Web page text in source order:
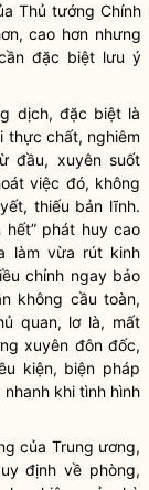
Thủ tướng Chính
cao hơn nhưng
đặc biệt lưu ý
dịch, đặc biệt là
thực chất, nghiêm
đầu, xuyên suốt
việc đó, không
thiếu bản lĩnh.
hết” phát huy cao
làm vừa rút kinh
chỉnh ngay bảo
không cầu toàn,
quan, lơ là, mất
xuyên đôn đốc,
kiện, biện pháp
khi tình hình
của Trung ương,
định về phòng,